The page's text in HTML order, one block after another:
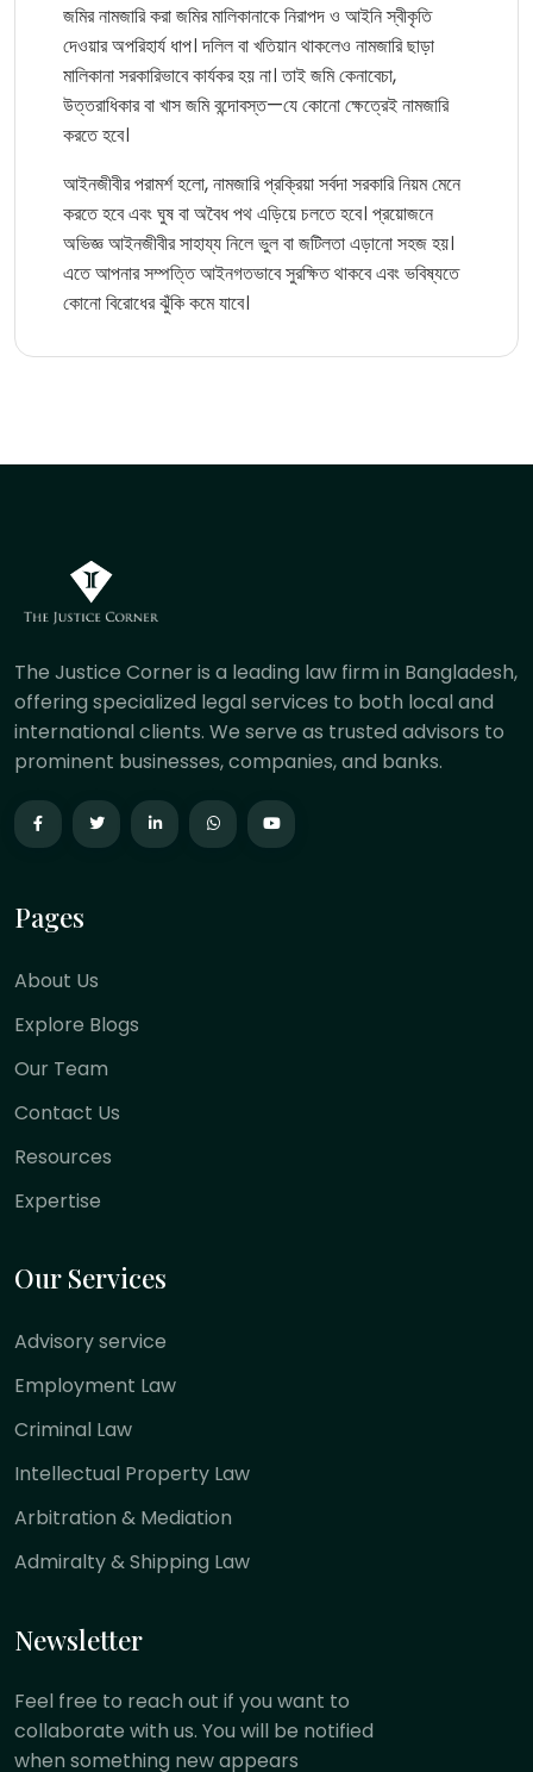
জমির নামজারি করা জমির মালিকানাকে নিরাপদ ও আইনি স্বীকৃতি
দেওয়ার অপরিহার্য ধাপ। দলিল বা খতিয়ান থাকলেও নামজারি ছাড়া
মালিকানা সরকারিভাবে কার্যকর হয় না। তাই জমি কেনাবেচা,
উত্তরাধিকার বা খাস জমি বন্দোবস্ত—যে কোনো ক্ষেত্রেই নামজারি
করতে হবে।
আইনজীবীর পরামর্শ হলো, নামজারি প্রক্রিয়া সর্বদা সরকারি নিয়ম মেনে
করতে হবে এবং ঘুষ বা অবৈধ পথ এড়িয়ে চলতে হবে। প্রয়োজনে
অভিজ্ঞ আইনজীবীর সাহায্য নিলে ভুল বা জটিলতা এড়ানো সহজ হয়।
এতে আপনার সম্পত্তি আইনগতভাবে সুরক্ষিত থাকবে এবং ভবিষ্যতে
কোনো বিরোধের ঝুঁকি কমে যাবে।
The Justice Corner is a leading law firm in Bangladesh,
offering specialized legal services to both local and
international clients. We serve as trusted advisors to
prominent businesses, companies, and banks.
Pages
About Us
Explore Blogs
Our Team
Contact Us
Resources
Expertise
Our Services
Advisory service
Employment Law
Criminal Law
Intellectual Property Law
Arbitration & Mediation
Admiralty & Shipping Law
Newsletter
Feel free to reach out if you want to
collaborate with us. You will be notified
when something new appears